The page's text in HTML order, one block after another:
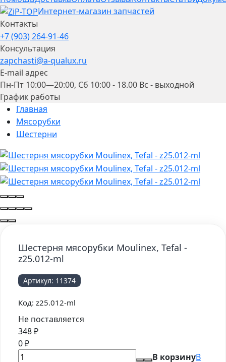
Интернет-магазин запчастей
Контакты
+7 (903) 264-91-46
Консультация
zapchasti@a-qualux.ru
E-mail адрес
Пн-Пт 10:00—20:00, Сб 10:00 - 18.00 Вс - выходной
График работы
Главная
Мясорубки
Шестерни
Шестерня мясорубки Moulinex, Tefal -
z25.012-ml
Артикул: 11374
Код: z25.012-ml
Не поставляется
348₽
0₽
В корзинуВ